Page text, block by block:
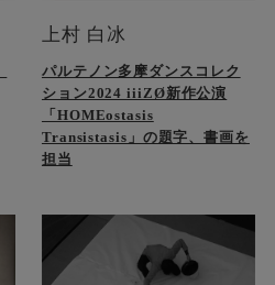
上村 白冰
パルテノン多摩ダンスコレク
ション2024 iiiZØ新作公演
「HOMEostasis
Transistasis」の題字、書画を
担当